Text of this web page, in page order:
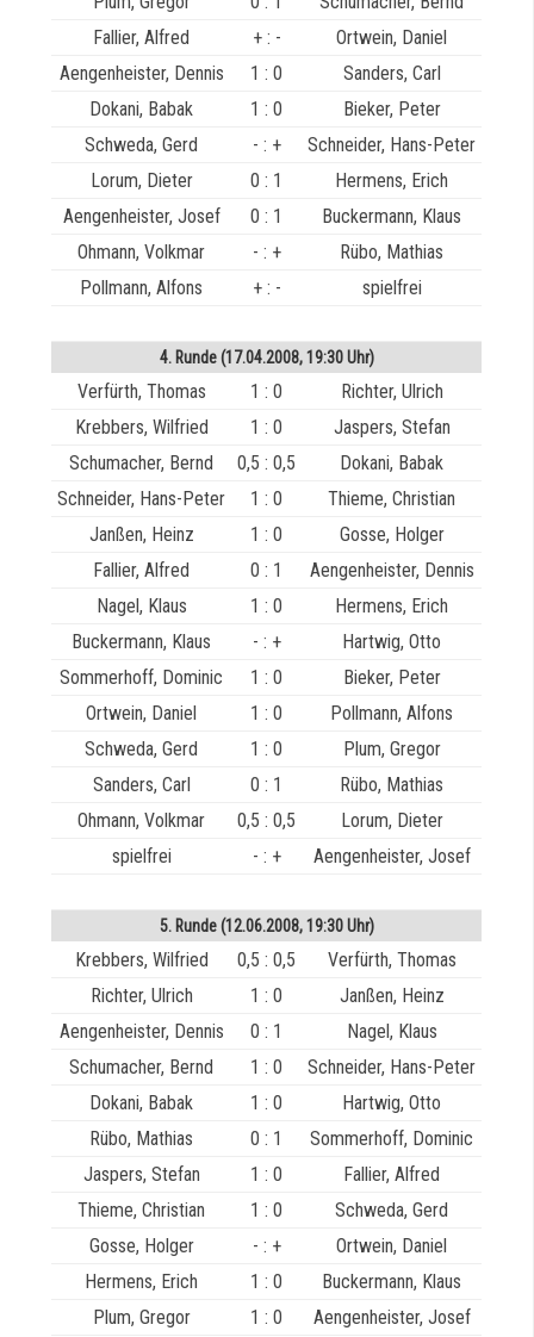
Fallier, Alfred
+ : -
Ortwein, Daniel
Aengenheister, Dennis
1 : 0
Sanders, Carl
Dokani, Babak
1 : 0
Bieker, Peter
Schweda, Gerd
- : +
Schneider, Hans-Peter
Lorum, Dieter
0 : 1
Hermens, Erich
Aengenheister, Josef
0 : 1
Buckermann, Klaus
Ohmann, Volkmar
- : +
Rübo, Mathias
Pollmann, Alfons
+ : - spielfrei
4. Runde (17.04.2008, 19:30 Uhr)
Verfürth, Thomas 1 : 0
Richter, Ulrich
Krebbers, Wilfried
1 : 0
Jaspers, Stefan
Schumacher, Bernd
0,5 : 0,5
Dokani, Babak
Schneider, Hans-Peter
1 : 0
Thieme, Christian
Janßen, Heinz
1 : 0
Gosse, Holger
Fallier, Alfred
0 : 1
Aengenheister, Dennis
Nagel, Klaus
1 : 0
Hermens, Erich
Buckermann, Klaus
- : +
Hartwig, Otto
Sommerhoff, Dominic
1 : 0
Bieker, Peter
Ortwein, Daniel
1 : 0
Pollmann, Alfons
Schweda, Gerd
1 : 0
Plum, Gregor
Sanders, Carl
0 : 1
Rübo, Mathias
Ohmann, Volkmar
0,5 : 0,5
Lorum, Dieter
spielfrei
- : + Aengenheister, Josef
5. Runde (12.06.2008, 19:30 Uhr)
Krebbers, Wilfried 0,5 : 0,5
Verfürth, Thomas
Richter, Ulrich
1 : 0
Janßen, Heinz
Aengenheister, Dennis
0 : 1
Nagel, Klaus
Schumacher, Bernd
1 : 0
Schneider, Hans-Peter
Dokani, Babak
1 : 0
Hartwig, Otto
Rübo, Mathias
0 : 1
Sommerhoff, Dominic
Jaspers, Stefan
1 : 0
Fallier, Alfred
Thieme, Christian
1 : 0
Schweda, Gerd
Gosse, Holger
- : +
Ortwein, Daniel
Hermens, Erich
1 : 0
Buckermann, Klaus
Plum, Gregor
1 : 0
Aengenheister, Josef